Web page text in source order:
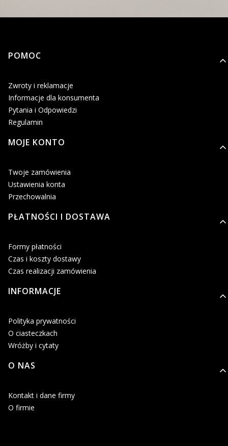
Linki w stopce
POMOC
Zwroty i reklamacje
Informacje dla konsumenta
Pytania i Odpowiedzi
Regulamin
MOJE KONTO
Twoje zamówienia
Ustawienia konta
Przechowalnia
PŁATNOŚCI I DOSTAWA
Formy płatności
Czas i koszty dostawy
Czas realizacji zamówienia
INFORMACJE
Polityka prywatności
O ciasteczkach
Wróżby i cytaty
O NAS
Kontakt i dane firmy
O firmie